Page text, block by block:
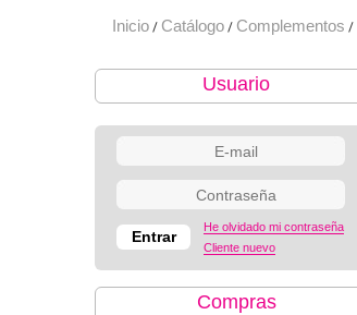
Inicio / Catálogo / Complementos /
Usuario
He olvidado mi contraseña
Cliente nuevo
Compras